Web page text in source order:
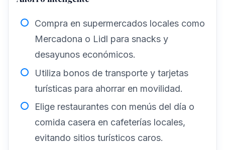
Compra en supermercados locales como
Mercadona o Lidl para snacks y
desayunos económicos.
Utiliza bonos de transporte y tarjetas
turísticas para ahorrar en movilidad.
Elige restaurantes con menús del día o
comida casera en cafeterías locales,
evitando sitios turísticos caros.